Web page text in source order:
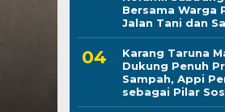
Kamis, 6 Agu 2026 - 19:39
Kepala Bagian
Bersama Warga
Jalan Tani dan
Karang Taruna
Dukung Penuh
Sampah, Appi
sebagai Pilar